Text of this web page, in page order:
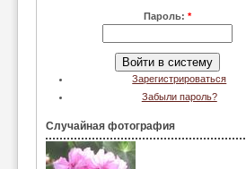
Пароль: *
Зарегистрироваться
Забыли пароль?
Случайная фотография